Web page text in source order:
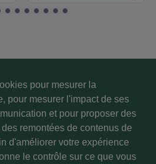
pour mesurer la
pour mesurer l'impact de ses
et pour proposer des
remontées de contenus de
d'améliorer votre expérience
le contrôle sur ce que vous